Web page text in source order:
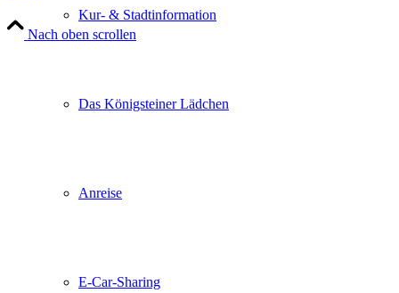
Kur- & Stadtinformation
Das Königsteiner Lädchen
Anreise
E-Car-Sharing
Nach oben scrollen